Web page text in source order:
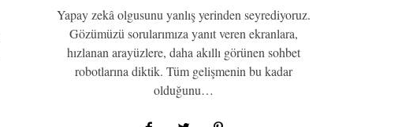
Yapay zekâ olgusunu yanlış yerinden seyrediyoruz.
Gözümüzü sorularımıza yanıt veren ekranlara,
hızlanan arayüzlere, daha akıllı görünen sohbet
robotlarına diktik. Tüm gelişmenin bu kadar
olduğunu…